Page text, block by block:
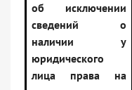
об исключении
сведений о
наличии у
юридического
лица права на